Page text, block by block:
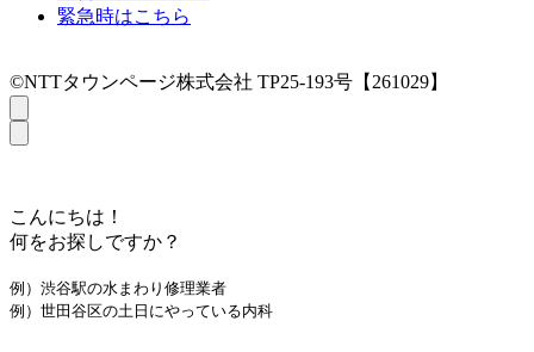
緊急時はこちら
©NTTタウンページ株式会社 TP25-193号【261029】
こんにちは！
何をお探しですか？
例）渋谷駅の水まわり修理業者
例）世田谷区の土日にやっている内科